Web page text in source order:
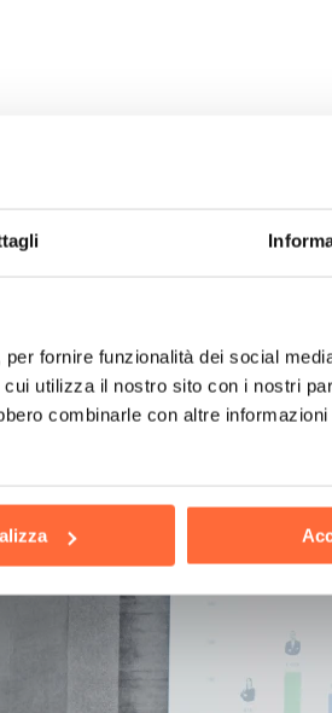
fornire funzionalità dei social
utilizza il nostro sito con i nostri
combinarle con altre